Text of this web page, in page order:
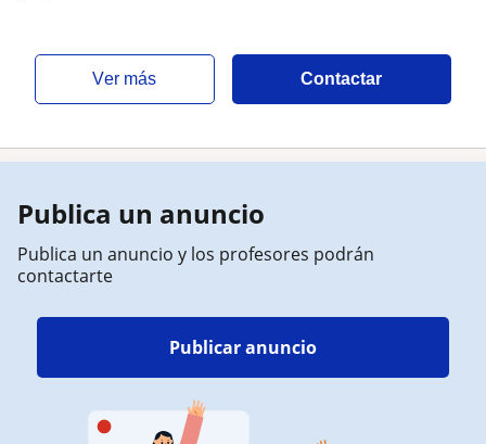
ver más Contactar
Publica un anuncio
Publica un anuncio y los profesores podrán
contactarte
Publicar anuncio